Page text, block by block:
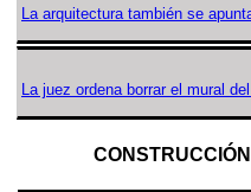
La arquitectura también se
La juez ordena borrar el mural